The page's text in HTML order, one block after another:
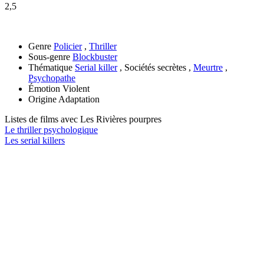
2,5
Genre Policier, Thriller
Sous-genre Blockbuster
Thématique Serial killer, Sociétés secrètes , Meurtre ,
Psychopathe
Émotion Violent
Origine Adaptation
Listes de films avec Les Rivières pourpres
Le thriller psychologique
Les serial killers